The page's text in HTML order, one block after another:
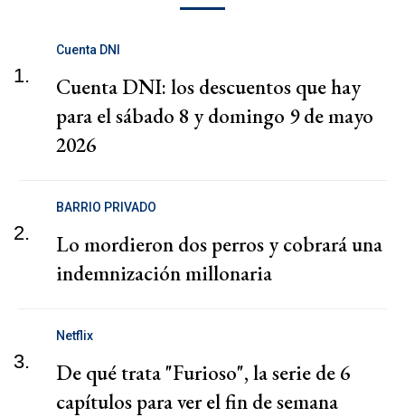
1.
Cuenta DNI
Cuenta DNI: los descuentos que hay
para el sábado 8 y domingo 9 de mayo
2026
2.
BARRIO PRIVADO
Lo mordieron dos perros y cobrará una
indemnización millonaria
3.
Netflix
De qué trata "Furioso", la serie de 6
capítulos para ver el fin de semana